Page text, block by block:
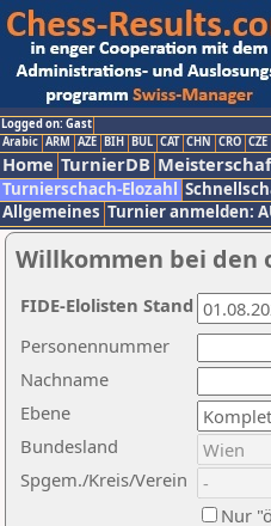
Logged on: Gast
Arabic ARM AZE BIH BUL CAT CHN CRO CZE
Home TurnierDB
Turnierschach-Elozahl
Allgemeines Turnier anmelden:
Willkommen bei den
Nachname
Ebene
Personennummer
Bundesland
Spgem./Kreis/Verein
Nur
FIDE-Elolisten Stand